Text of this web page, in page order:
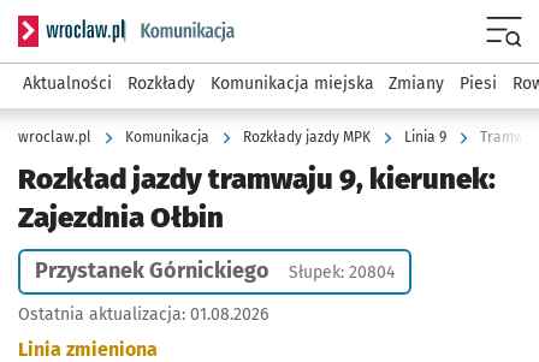
Serwis informacyjny wroclaw.pl podserwis: Komunikacja
Aktualności Rozkłady Komunikacja miejska Zmiany Piesi
wroclaw.pl Komunikacja Rozkłady jazdy MPK Linia 9 Tramwaj
Rozkład jazdy tramwaju 9, kierunek:
Zajezdnia Ołbin
Przystanek Górnickiego Słupek: 20804
Ostatnia aktualizacja: 01.08.2026
Linia zmieniona